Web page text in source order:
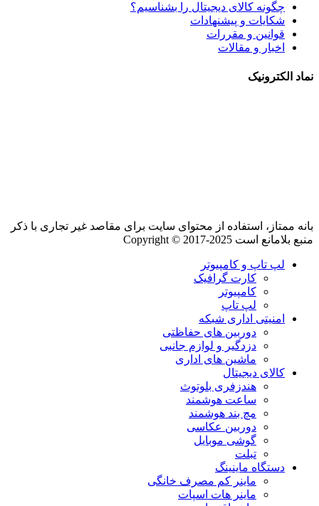
چگونه کالای دیجیتال را بشناسیم؟
شکایات و پیشنهادات
قوانین و مقررات
اخبار و مقالات
نماد الکترونیک
بانه ممتاز، استفاده از محتوای سایت برای مقاصد غیر تجاری با ذکر
منبع بلامانع است Copyright © 2017-2025
لپ تاپ و کامپیوتر
کارت گرافیک
کامپیوتر
لپ تاپ
امنیتی اداری شبکه
دوربین های حفاظتی
دزدگیر و لوازم جانبی
ماشین های اداری
کالای دیجیتال
هندزفری بلوتوث
ساعت هوشمند
مچ بند هوشمند
دوربین عکاسی
گوشی موبایل
تبلت
دستگاه ماینینگ
ماینر کم مصرف خانگی
ماینر هات اسپات